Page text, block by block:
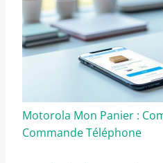
Motorola Mon Panier :
Commande Téléphone